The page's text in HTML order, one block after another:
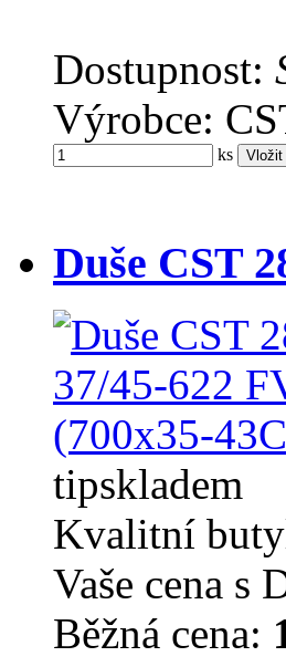
Dostupnost:
Výrobce:
ks
Duše CST
tipskladem
Kvalitní
Vaše cena s
Běžná cena: